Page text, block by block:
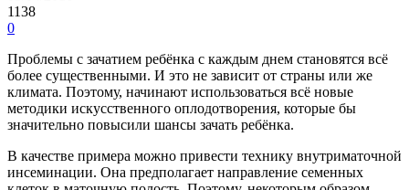
1138
0
Проблемы с зачатием ребёнка с каждым днем становятся всё
более существенными. И это не зависит от страны или же
климата. Поэтому, начинают использоваться всё новые
методики искусственного оплодотворения, которые бы
значительно повысили шансы зачать ребёнка.
В качестве примера можно привести технику внутриматочной
инсеминации. Она предполагает направление семенных